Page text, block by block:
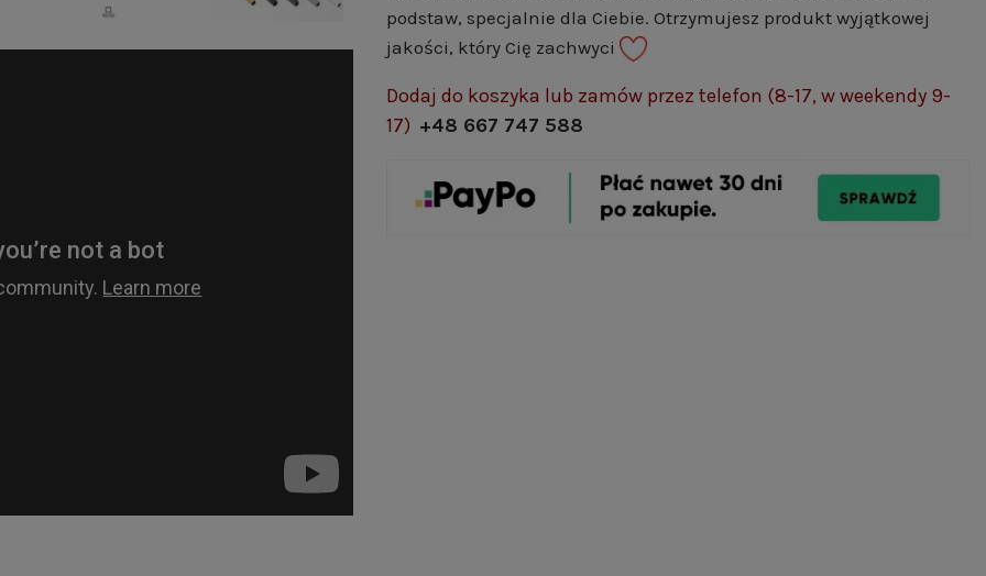
podstaw, specjalnie dla Ciebie. Otrzymujesz produkt wyjątkowej
jakości, który Cię zachwyci
Dodaj do koszyka lub zamów przez telefon (8-17, w weekendy 9-
17) +48 667 747 588